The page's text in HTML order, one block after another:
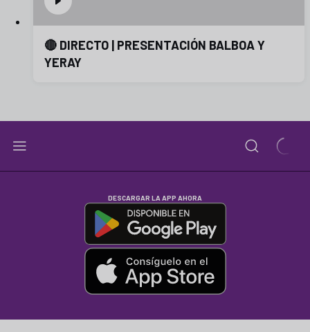
🔴 DIRECTO | PRESENTACIÓN BALBOA Y
YERAY
DESCARGAR LA APP AHORA